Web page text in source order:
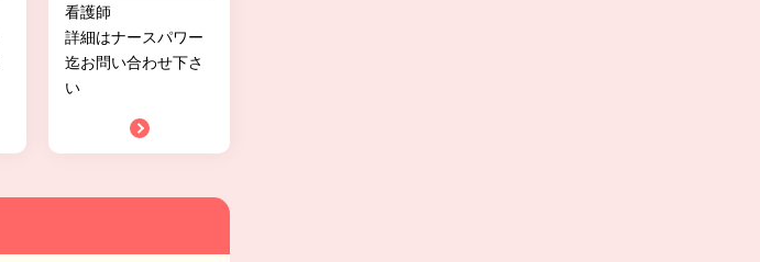
看護師
詳細はナースパワー
迄お問い合わせ下さ
い